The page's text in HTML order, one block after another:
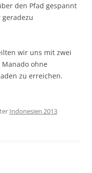
den Pfad gespannt
wir uns mit zwei
ohne
zu erreichen.
Indonesien 2013